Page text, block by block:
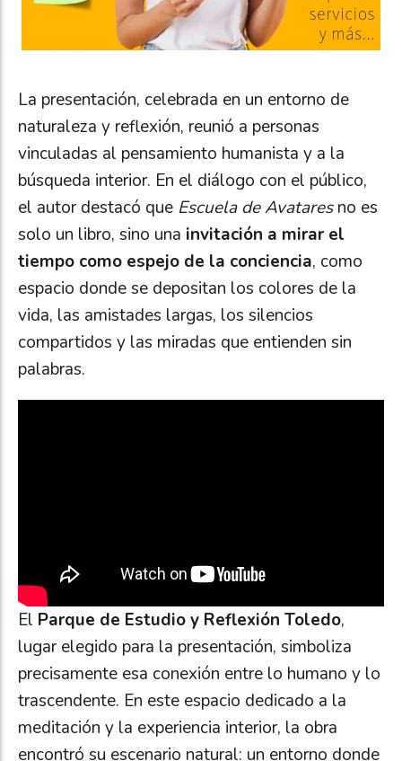
La presentación, celebrada en un entorno de
naturaleza y reflexión, reunió a personas
vinculadas al pensamiento humanista y a la
búsqueda interior. En el diálogo con el público,
el autor destacó que Escuela de Avataresno es
solo un libro, sino una invitación a mirar el
tiempo como espejo de la conciencia, como
espacio donde se depositan los colores de la
vida, las amistades largas, los silencios
compartidos y las miradas que entienden sin
palabras.
El Parque de Estudio y Reflexión Toledo,
lugar elegido para la presentación, simboliza
precisamente esa conexión entre lo humano y lo
trascendente. En este espacio dedicado a la
meditación y la experiencia interior, la obra
encontró su escenario natural: un entorno donde